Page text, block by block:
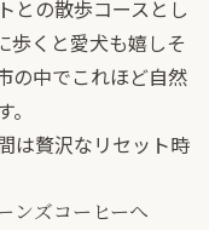
との散歩コースとし
歩くと愛犬も嬉しそ
の中でこれほど自然
は贅沢なリセット時
ンズコーヒーへ